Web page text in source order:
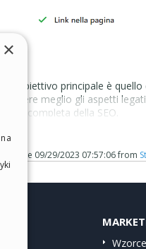
obiettivo principale è
meglio gli aspetti
più completa della SEO.
riguarda QuickLink,
la creazione di BioLink
(disponibili dopo il login su
di creazione.
processo ancora più chiaro e
ancora per il tuo contributo.
on the 09/29/2023 07:57:06from
Wzorce
×